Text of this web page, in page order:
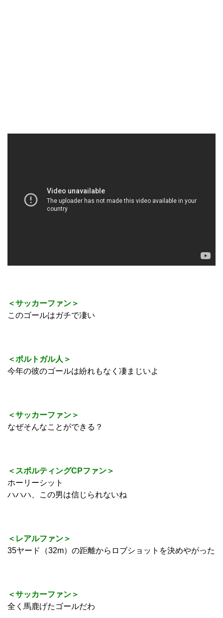
＜サッカーファン＞
このゴールはガチで凄い
＜ポルトガル人＞
今年の彼のゴールは紛れもなく凄まじいよ
＜サッカーファン＞
なぜそんなことができる？
＜スポルティングCPファン＞
ホーリーシット
ハハハ、この男は信じられないね
＜レアルファン＞
35ヤード（32m）の距離からロブショットを決めやがった
＜サッカーファン＞
全く馬鹿げたゴールだわ